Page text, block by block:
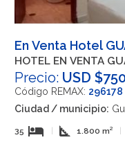
En Venta Hotel
HOTEL EN VENTA
Precio: USD
Código REMAX: 296178
Ciudad / municipio:
35 hotel square_foot 1.800 m²